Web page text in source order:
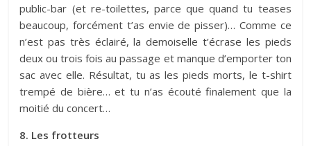
public-bar (et re-toilettes, parce que quand tu teases
beaucoup, forcément t’as envie de pisser)… Comme ce
n’est pas très éclairé, la demoiselle t’écrase les pieds
deux ou trois fois au passage et manque d’emporter ton
sac avec elle. Résultat, tu as les pieds morts, le t-shirt
trempé de bière… et tu n’as écouté finalement que la
moitié du concert…
8. Les frotteurs